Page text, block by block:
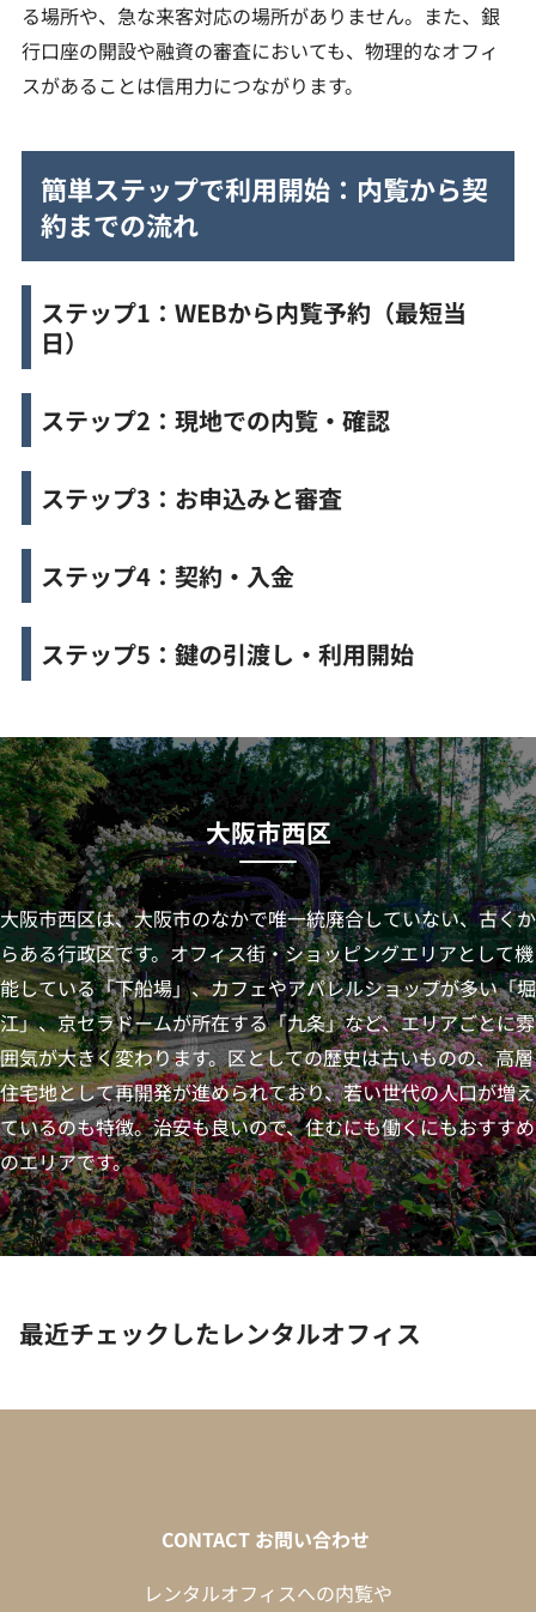
る場所や、急な来客対応の場所がありません。また、銀
行口座の開設や融資の審査においても、物理的なオフィ
スがあることは信用力につながります。
簡単ステップで利用開始：内覧から契
約までの流れ
ステップ1：WEBから内覧予約（最短当
日）
ステップ2：現地での内覧・確認
ステップ3：お申込みと審査
ステップ4：契約・入金
ステップ5：鍵の引渡し・利用開始
大阪市西区
大阪市西区は、大阪市のなかで唯一統廃合していない、古くか
らある行政区です。オフィス街・ショッピングエリアとして機
能している「下船場」、カフェやアパレルショップが多い「堀
江」、京セラドームが所在する「九条」など、エリアごとに雰
囲気が大きく変わります。区としての歴史は古いものの、高層
住宅地として再開発が進められており、若い世代の人口が増え
ているのも特徴。治安も良いので、住むにも働くにもおすすめ
のエリアです。
最近チェックしたレンタルオフィス
CONTACT お問い合わせ
レンタルオフィスへの内覧や